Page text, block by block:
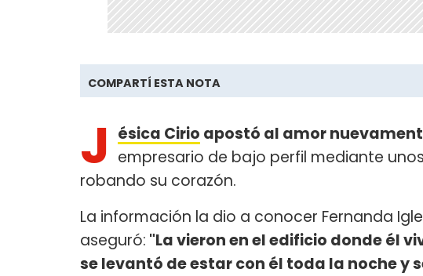
COMPARTÍ ESTA NOTA
J ésica Cirio apostó al amor
empresario de bajo perfil mediante
robando su corazón.
La información la dio a conocer Fernanda
aseguró: "La vieron en el edificio donde él
se levantó de estar con él toda la noche y